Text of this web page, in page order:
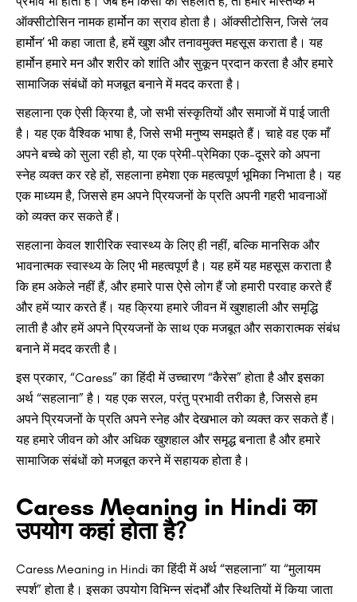
ऑक्सीटोसिन नामक हार्मोन का स्राव होता है। ऑक्सीटोसिन, जिसे ‘लव
हार्मोन’ भी कहा जाता है, हमें खुश और तनावमुक्त महसूस कराता है। यह
हार्मोन हमारे मन और शरीर को शांति और सुकून प्रदान करता है और हमारे
सामाजिक संबंधों को मजबूत बनाने में मदद करता है।
सहलाना एक ऐसी क्रिया है, जो सभी संस्कृतियों और समाजों में पाई जाती
है। यह एक वैश्विक भाषा है, जिसे सभी मनुष्य समझते हैं। चाहे वह एक माँ
अपने बच्चे को सुला रही हो, या एक प्रेमी-प्रेमिका एक-दूसरे को अपना
स्नेह व्यक्त कर रहे हों, सहलाना हमेशा एक महत्वपूर्ण भूमिका निभाता है। यह
एक माध्यम है, जिससे हम अपने प्रियजनों के प्रति अपनी गहरी भावनाओं
को व्यक्त कर सकते हैं।
सहलाना केवल शारीरिक स्वास्थ्य के लिए ही नहीं, बल्कि मानसिक और
भावनात्मक स्वास्थ्य के लिए भी महत्वपूर्ण है। यह हमें यह महसूस कराता है
कि हम अकेले नहीं हैं, और हमारे पास ऐसे लोग हैं जो हमारी परवाह करते हैं
और हमें प्यार करते हैं। यह क्रिया हमारे जीवन में खुशहाली और समृद्धि
लाती है और हमें अपने प्रियजनों के साथ एक मजबूत और सकारात्मक संबंध
बनाने में मदद करती है।
इस प्रकार, “Caress” का हिंदी में उच्चारण “कैरेस” होता है और इसका
अर्थ “सहलाना” है। यह एक सरल, परंतु प्रभावी तरीका है, जिससे हम
अपने प्रियजनों के प्रति अपने स्नेह और देखभाल को व्यक्त कर सकते हैं।
यह हमारे जीवन को और अधिक खुशहाल और समृद्ध बनाता है और हमारे
सामाजिक संबंधों को मजबूत करने में सहायक होता है।
Caress Meaning in Hindi का
उपयोग कहां होता है?
Caress Meaning in Hindi का हिंदी में अर्थ “सहलाना” या “मुलायम
स्पर्श” होता है। इसका उपयोग विभिन्न संदर्भों और स्थितियों में किया जाता